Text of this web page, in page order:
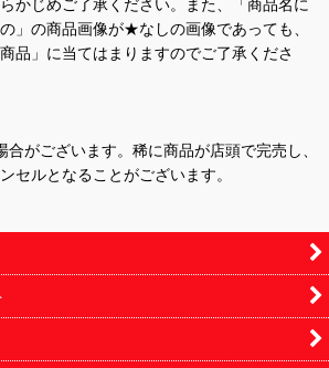
かじめご了承ください。また、「商品名に
」の商品画像が★なしの画像であっても、
品」に当てはまりますのでご了承くださ
がございます。稀に商品が店頭で完売し、
セルとなることがございます。